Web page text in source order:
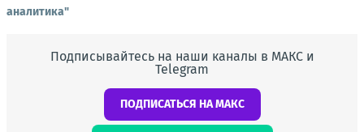
аналитика"
Подписывайтесь на наши каналы в МАКС и
Telegram
ПОДПИСАТЬСЯ НА МАКС